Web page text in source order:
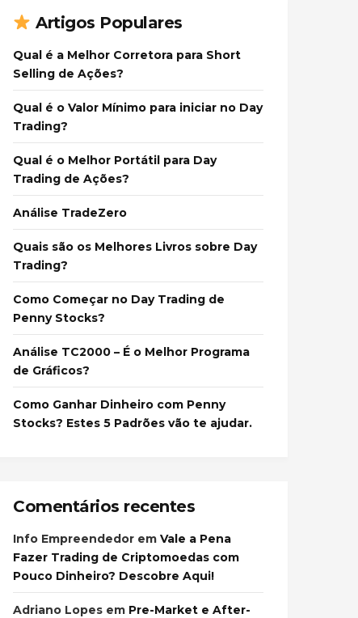
Artigos Populares
Qual é a Melhor Corretora para Short
Selling de Ações?
Qual é o Valor Mínimo para iniciar no Day
Trading?
Qual é o Melhor Portátil para Day
Trading de Ações?
Análise TradeZero
Quais são os Melhores Livros sobre Day
Trading?
Como Começar no Day Trading de
Penny Stocks?
Análise TC2000 – É o Melhor Programa
de Gráficos?
Como Ganhar Dinheiro com Penny
Stocks? Estes 5 Padrões vão te ajudar.
Comentários recentes
Info Empreendedor em Vale a Pena
Fazer Trading de Criptomoedas com
Pouco Dinheiro? Descobre Aqui!
Adriano Lopes em Pre-Market e After-